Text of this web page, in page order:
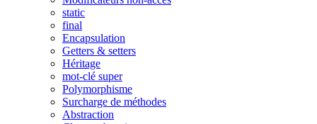
static
final
Encapsulation
Getters & setters
Héritage
mot-clé super
Polymorphisme
Surcharge de méthodes
Abstraction